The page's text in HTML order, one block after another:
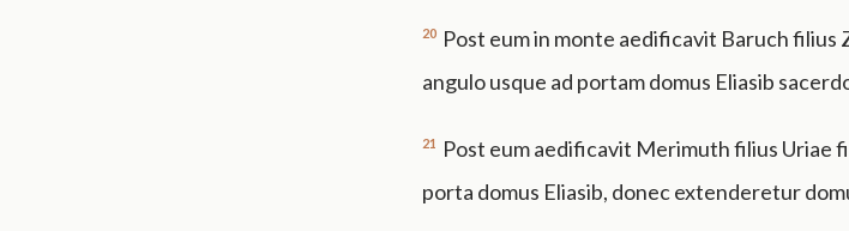
20 Post eum in monte aedificavit Baruch filius
angulo usque ad portam domus Eliasib
21
Post eum aedificavit Merimuth filius Uriae
porta domus Eliasib, donec extenderetur